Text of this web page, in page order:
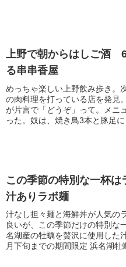
上野で朝からはしご酒
る串串香屋
めっちゃ楽しい上野飲み歩き。
の肉料理を打っている店を発見
が片言で「どうぞ」って。メニ
った。奴は、焼き鳥3本と豚足
この季節の特別な一杯
汁ありラボ麺
汁なし担々麺と海鮮丼が人気の
良いが、この季節だけの特別な
名湖産の牡蠣を贅沢に使用した
月下旬までの期間限定 浜名湖牡